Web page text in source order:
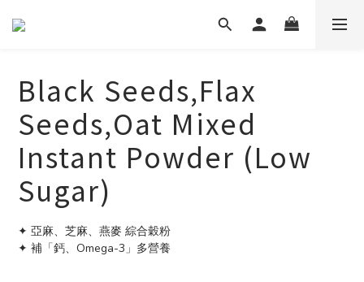
Black Seeds,Flax
Seeds,Oat Mixed
Instant Powder (Low
Sugar)
✦ 亞麻、芝麻、燕麥 綜合穀粉
✦ 補「鈣、Omega-3」多營養